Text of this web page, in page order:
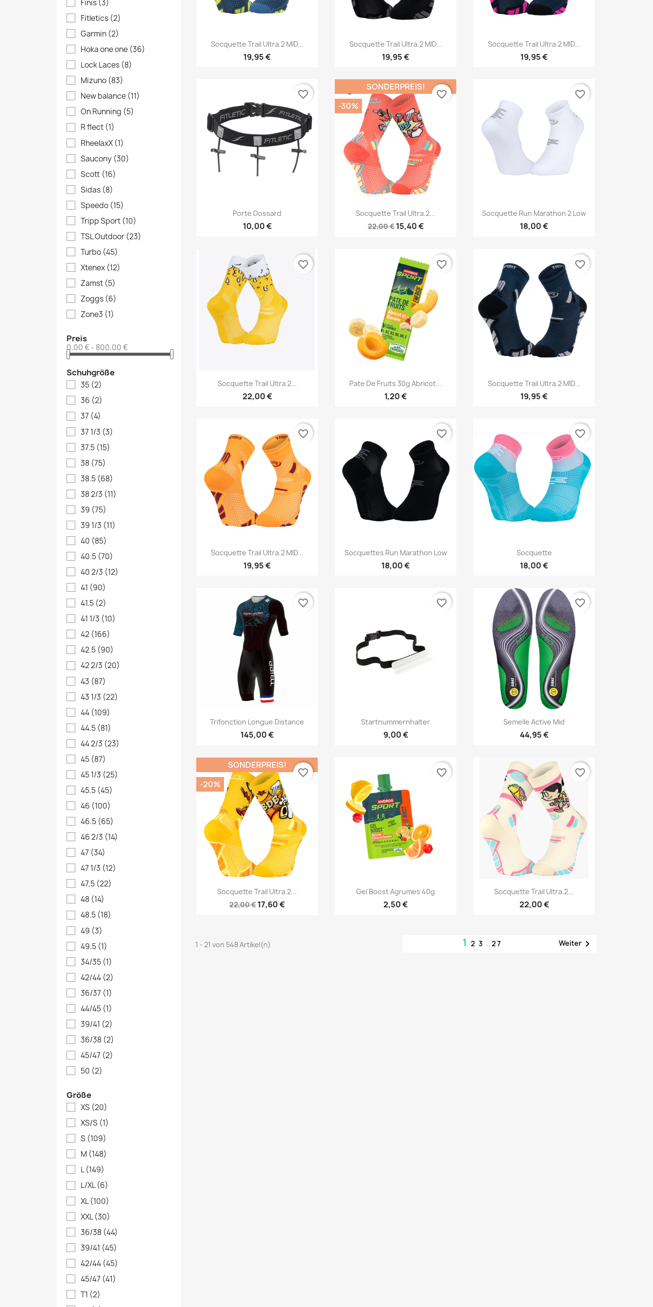
Finis (3)
Fitletics (2)
Garmin (2)
Hoka one one (36)
Lock Laces (8)
Mizuno (83)
New balance (11)
On Running (5)
R flect (1)
RheelaxX (1)
Saucony (30)
Scott (16)
Sidas (8)
Speedo (15)
Tripp Sport (10)
TSL Outdoor (23)
Turbo (45)
Xtenex (12)
Zamst (5)
Zoggs (6)
Zone3 (1)
Preis
0,00 € - 800,00 €
Schuhgröße
35 (2)
36 (2)
37 (4)
37 1/3 (3)
37.5 (15)
38 (75)
38.5 (68)
38 2/3 (11)
39 (75)
39 1/3 (11)
40 (85)
40.5 (70)
40 2/3 (12)
41 (90)
41.5 (2)
41 1/3 (10)
42 (166)
42.5 (90)
42 2/3 (20)
43 (87)
43 1/3 (22)
44 (109)
44.5 (81)
44 2/3 (23)
45 (87)
45 1/3 (25)
45.5 (45)
46 (100)
46.5 (65)
46 2/3 (14)
47 (34)
47 1/3 (12)
47,5 (22)
48 (14)
48.5 (18)
49 (3)
49.5 (1)
34/35 (1)
42/44 (2)
36/37 (1)
44/45 (1)
39/41 (2)
36/38 (2)
45/47 (2)
50 (2)
Größe
XS (20)
XS/S (1)
S (109)
M (148)
L(149)
L/XL(6)
XL(100)
XXL(30)
36/38 (44)
39/41 (45)
42/44 (45)
45/47 (41)
T1 (2)
Vorschau
Socquette Trail Ultra.2 MID...
19,95 €
Vorschau
Socquette Trail Ultra.2 MID...
19,95 €
Vorschau
Socquette Trail Ultra.2 MID...
19,95 €
Vorschau
Porte Dossard
10,00 €
favorite_border
Vorschau
Socquette Trail Ultra.2...
22,00 € 15,40 €
SONDERPREIS!
-30%
favorite_border
Vorschau
Socquette Run Marathon 2 Low
18,00 €
favorite_border
Vorschau
Socquette Trail Ultra 2...
22,00 €
favorite_border
Vorschau
Pate De Fruits 30g Abricot...
1,20 €
favorite_border
Vorschau
Socquette Trail Ultra.2 MID...
19,95 €
favorite_border
Vorschau
Socquette Trail Ultra.2 MID...
19,95 €
favorite_border
Vorschau
Socquettes Run Marathon Low
18,00 €
favorite_border
Vorschau
Socquette
18,00 €
favorite_border
Vorschau
Trifonction Longue Distance
145,00 €
favorite_border
Vorschau
Startnummernhalter
9,00 €
favorite_border
Vorschau
Semelle Active Mid
44,95 €
favorite_border
Vorschau
Socquette Trail Ultra.2...
22,00 €17,60 €
SONDERPREIS!
-20%
favorite_border
Vorschau
Gel Boost Agrumes 40g
2,50 €
favorite_border
Vorschau
Socquette Trail Ultra.2...
22,00 €
favorite_border
1 - 21 von 548 Artikel(n) 123 … 27 Weiter